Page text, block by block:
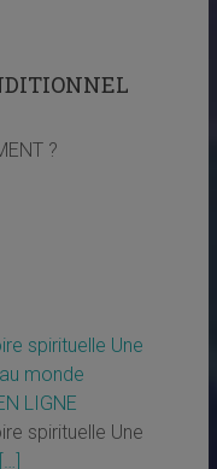
?
spirituelle Une
monde
LIGNE
spirituelle Une
[…]